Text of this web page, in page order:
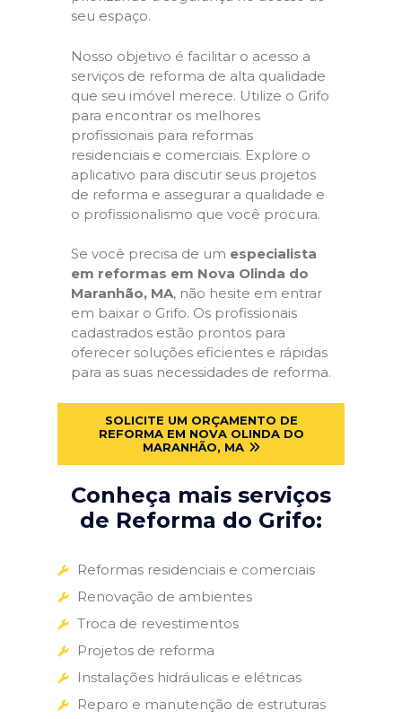
seu espaço.
Nosso objetivo é facilitar o acesso a
serviços de reforma de alta qualidade
que seu imóvel merece. Utilize o Grifo
para encontrar os melhores
profissionais para reformas
residenciais e comerciais. Explore o
aplicativo para discutir seus projetos
de reforma e assegurar a qualidade e
o profissionalismo que você procura.
Se você precisa de um especialista
em reformas em Nova Olinda do
Maranhão, MA, não hesite em entrar
em baixar o Grifo. Os profissionais
cadastrados estão prontos para
oferecer soluções eficientes e rápidas
para as suas necessidades de reforma.
SOLICITE UM ORÇAMENTO DE
REFORMA EM NOVA OLINDA DO
MARANHÃO, MA
Conheça mais serviços
de Reforma do Grifo:
Reformas residenciais e comerciais
Renovação de ambientes
Troca de revestimentos
Projetos de reforma
Instalações hidráulicas e elétricas
Reparo e manutenção de estruturas